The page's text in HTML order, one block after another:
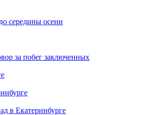
середины осени
за побег заключенных
в Екатеринбурге